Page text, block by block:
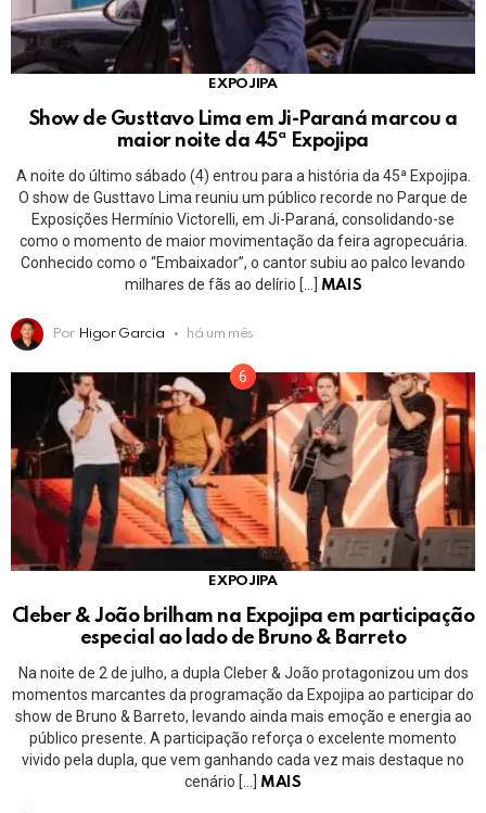
EXPOJIPA
Show de Gusttavo Lima em Ji-Paraná marcou a
maior noite da 45ª Expojipa
A noite do último sábado (4) entrou para a história da 45ª Expojipa.
O show de Gusttavo Lima reuniu um público recorde no Parque de
Exposições Hermínio Victorelli, em Ji-Paraná, consolidando-se
como o momento de maior movimentação da feira agropecuária.
Conhecido como o “Embaixador”, o cantor subiu ao palco levando
milhares de fãs ao delírio […]
MAIS
Por Higor Garcia há um mês
EXPOJIPA
Cleber & João brilham na Expojipa em participação
especial ao lado de Bruno & Barreto
Na noite de 2 de julho, a dupla Cleber & João protagonizou um dos
momentos marcantes da programação da Expojipa ao participar do
show de Bruno & Barreto, levando ainda mais emoção e energia ao
público presente. A participação reforça o excelente momento
vivido pela dupla, que vem ganhando cada vez mais destaque no
cenário […]
MAIS